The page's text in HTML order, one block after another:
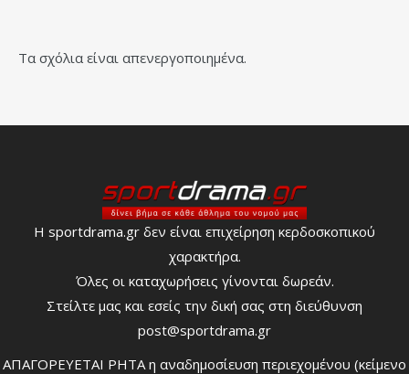
Τα σχόλια είναι απενεργοποιημένα.
Η sportdrama.gr δεν είναι επιχείρηση κερδοσκοπικού
χαρακτήρα.
Όλες οι καταχωρήσεις γίνονται δωρεάν.
Στείλτε μας και εσείς την δική σας στη διεύθυνση
post@sportdrama.gr
ΑΠΑΓΟΡΕΥΕΤΑΙ ΡΗΤΑ η αναδημοσίευση περιεχομένου (κείμενο